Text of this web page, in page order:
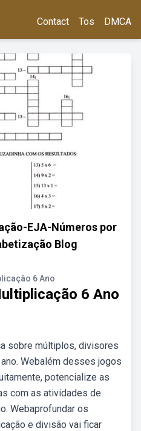
Contact Tos DMCA
EJA-Números por
Blog
6 Ano
6 Ano
sobre múltiplos, divisores
Webalém desses jogos
potencialize as
com as atividades de
Webaprofundar os
e divisão vai ficar